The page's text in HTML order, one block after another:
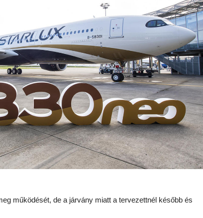
működését, de a járvány miatt a tervezettnél később és